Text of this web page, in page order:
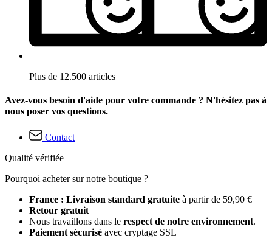
Plus de 12.500 articles
Avez-vous besoin d'aide pour votre commande ? N'hésitez pas à
nous poser vos questions.
Contact
Qualité vérifiée
Pourquoi acheter sur notre boutique ?
France : Livraison standard gratuite à partir de 59,90 €
Retour gratuit
Nous travaillons dans le respect de notre environnement.
Paiement sécurisé avec cryptage SSL